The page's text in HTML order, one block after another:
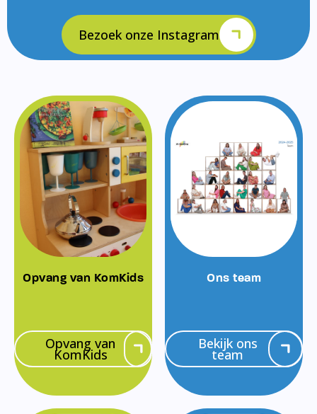
Bezoek onze Instagram
Opvang van KomKids
Opvang van
KomKids
Ons team
Bekijk ons
team